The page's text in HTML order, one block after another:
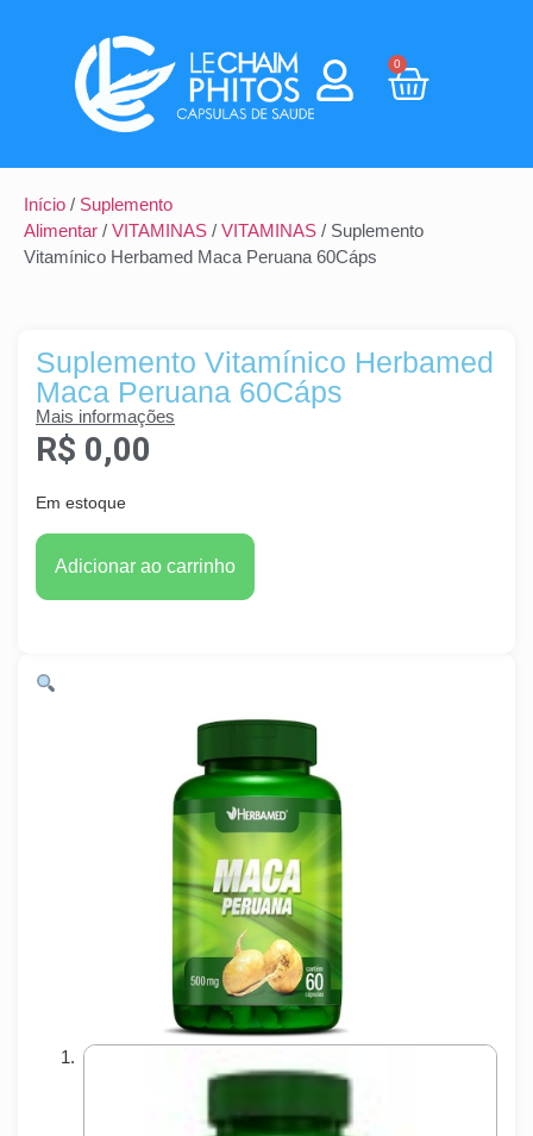
0
Início / Suplemento
Alimentar / VITAMINAS / VITAMINAS / Suplemento
Vitamínico Herbamed Maca Peruana 60Cáps
Suplemento Vitamínico Herbamed
Maca Peruana 60Cáps
Mais informações
R$ 0,00
Em estoque
Adicionar ao carrinho